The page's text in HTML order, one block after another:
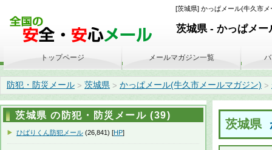
[茨城県] かっぱメール(牛久市
茨城県 - かっぱメ
防犯・防災メール > 茨城県 > かっぱメール(牛久市メールマガジン) >
茨城県
トップページ メールマガジン一覧
茨城県 の防犯・防災メール (39)
ひばりくん防犯メール (26,841) [HP]